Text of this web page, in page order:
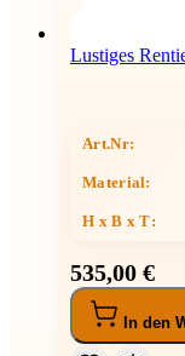
Lustiges
Art.Nr:
Material:
H x B x T:
535,00 €
In den